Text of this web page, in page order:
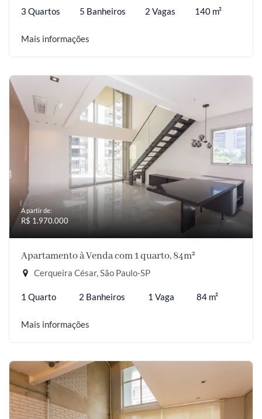
3 Quartos 5 Banheiros 2 Vagas 140 m²
Mais informações
A partir de:
R$ 1.970.000
Apartamento à Venda com 1 quarto, 84m²
Cerqueira César, São Paulo-SP
1 Quarto 2 Banheiros 1 Vaga 84 m²
Mais informações